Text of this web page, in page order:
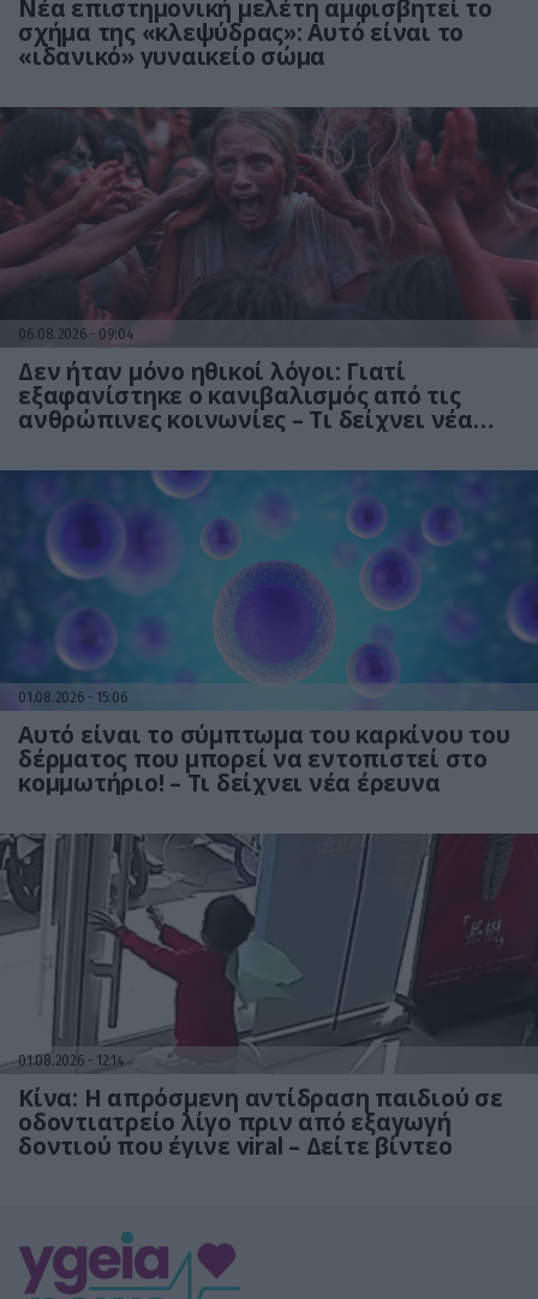
Νέα επιστημονική μελέτη αμφισβητεί το
σχήμα της «κλεψύδρας»: Αυτό είναι το
«ιδανικό» γυναικείο σώμα
06.08.2026 09:04
Δεν ήταν μόνο ηθικοί λόγοι: Γιατί
εξαφανίστηκε ο κανιβαλισμός από τις
ανθρώπινες κοινωνίες – Τι δείχνει νέα
01.08.2026 15:06
Αυτό είναι το σύμπτωμα του καρκίνου του
δέρματος που μπορεί να εντοπιστεί στο
κομμωτήριο! – Τι δείχνει νέα έρευνα
01.08.2026 12:14
Κίνα: Η απρόσμενη αντίδραση παιδιού σε
οδοντιατρείο λίγο πριν από εξαγωγή
δοντιού που έγινε viral – Δείτε βίντεο